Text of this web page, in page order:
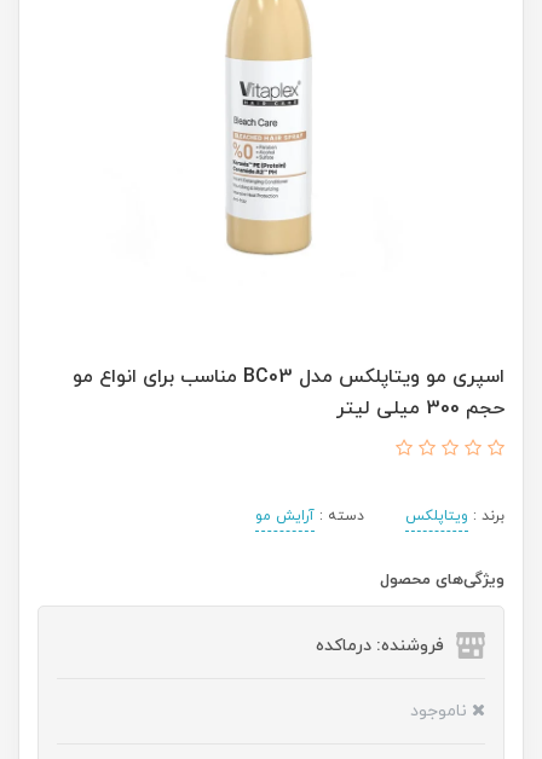
اسپری مو ویتاپلکس مدل BC03 مناسب برای انواع مو
حجم 300 میلی لیتر
برند : ویتاپلکس دسته : آرایش مو
ویژگی‌های محصول
فروشنده: درماکده
ناموجود